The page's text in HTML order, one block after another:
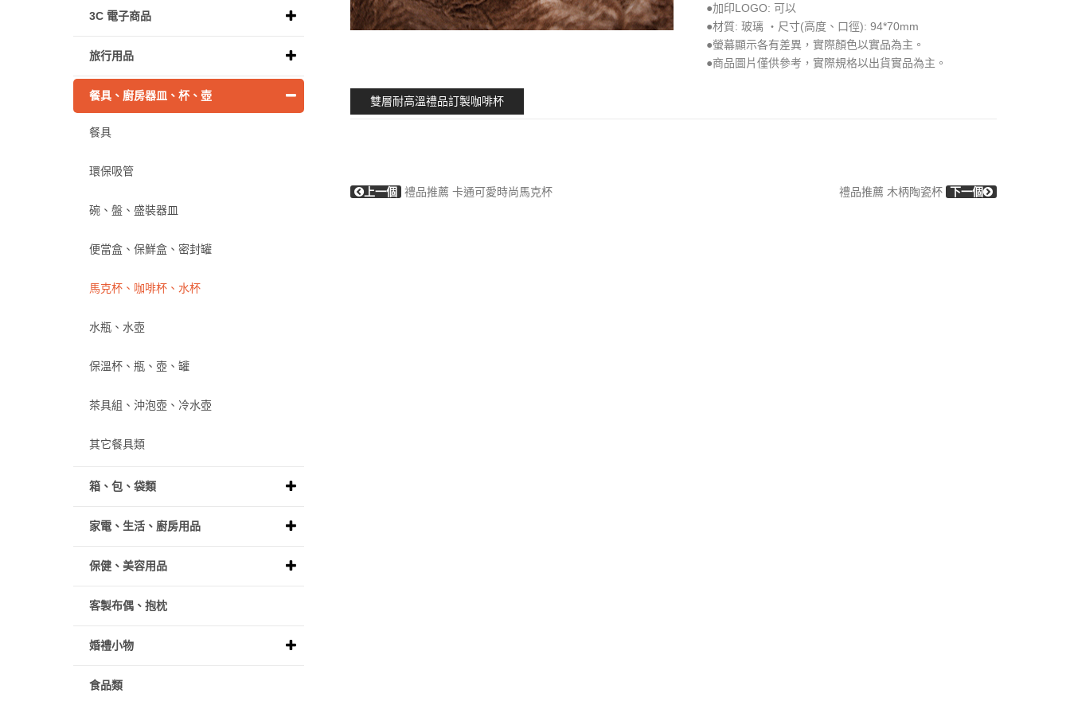
●加印LOGO: 可以
●材質: 玻璃 ‧尺寸(高度、口徑): 94*70mm
●螢幕顯示各有差異，實際顏色以實品為主。
●商品圖片僅供參考，實際規格以出貨實品為主。
雙層耐高溫禮品訂製咖啡杯
上一個 禮品推薦 卡通可愛時尚馬克杯 禮品推薦 木柄陶瓷杯 下一個
3C 電子商品
旅行用品
餐具、廚房器皿、杯、壺
餐具
環保吸管
碗、盤、盛裝器皿
便當盒、保鮮盒、密封罐
馬克杯、咖啡杯、水杯
水瓶、水壺
保溫杯、瓶、壺、罐
茶具組、沖泡壺、冷水壺
其它餐具類
箱、包、袋類
家電、生活、廚房用品
保健、美容用品
客製布偶、抱枕
婚禮小物
食品類